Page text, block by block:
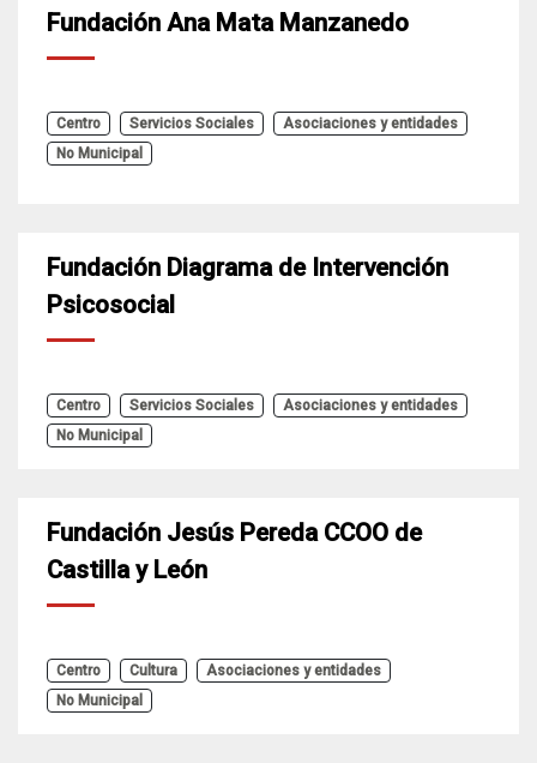
Fundación Ana Mata Manzanedo
Centro Servicios Sociales
Asociaciones y entidades
No Municipal
Fundación Diagrama de Intervención
Psicosocial
Centro Servicios Sociales
Asociaciones y entidades
No Municipal
Fundación Jesús Pereda CCOO de
Castilla y León
Centro Cultura
Asociaciones y entidades
No Municipal